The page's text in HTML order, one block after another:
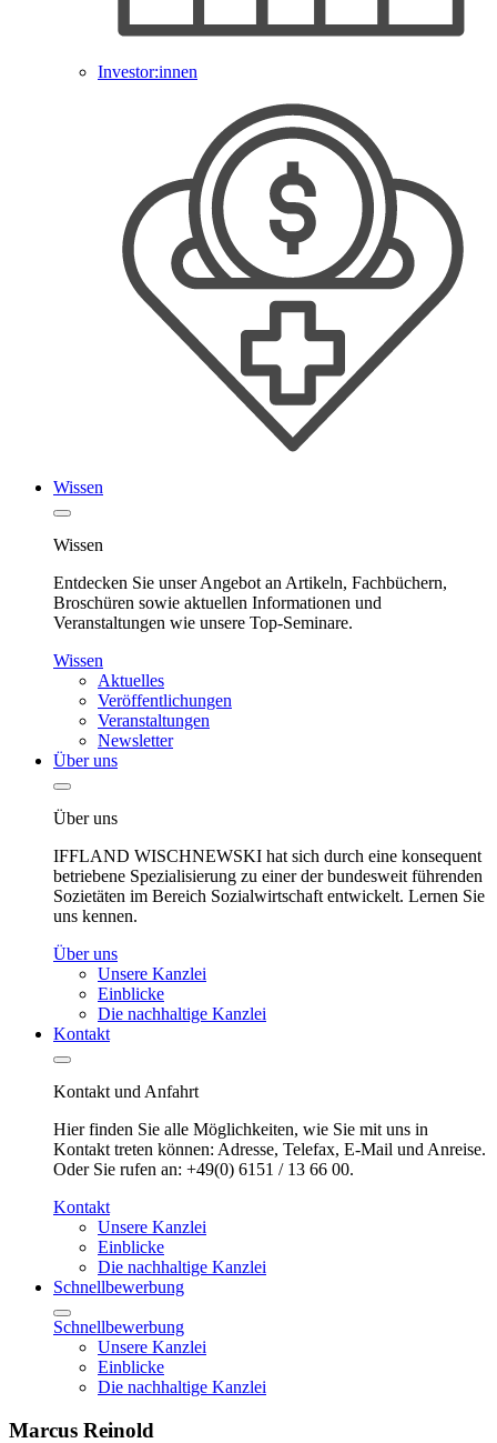
Investor:innen
Wissen
Wissen
Entdecken Sie unser Angebot an Artikeln, Fachbüchern,
Broschüren sowie aktuellen Informationen und
Veranstaltungen wie unsere Top-Seminare.
Wissen
Aktuelles
Veröffentlichungen
Veranstaltungen
Newsletter
Über uns
Über uns
IFFLAND WISCHNEWSKI hat sich durch eine konsequent
betriebene Spezialisierung zu einer der bundesweit führenden
Sozietäten im Bereich Sozialwirtschaft entwickelt. Lernen Sie
uns kennen.
Über uns
Unsere Kanzlei
Einblicke
Die nachhaltige Kanzlei
Kontakt
Kontakt und Anfahrt
Hier finden Sie alle Möglichkeiten, wie Sie mit uns in
Kontakt treten können: Adresse, Telefax, E-Mail und Anreise.
Oder Sie rufen an: +49(0) 6151 / 13 66 00.
Kontakt
Unsere Kanzlei
Einblicke
Die nachhaltige Kanzlei
Schnellbewerbung
Schnellbewerbung
Unsere Kanzlei
Einblicke
Die nachhaltige Kanzlei
Marcus Reinold